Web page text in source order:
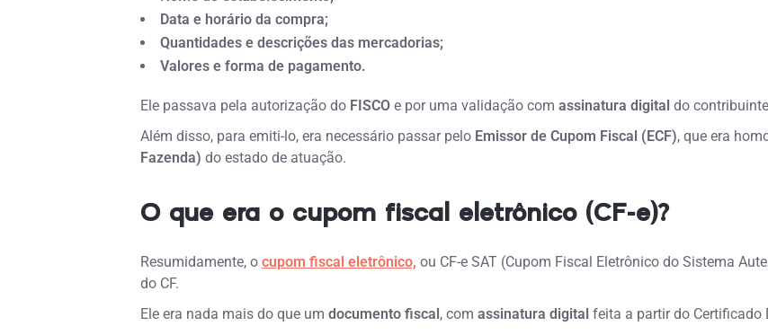
Data e horário da compra;
Quantidades e descrições das mercadorias;
Valores e forma de pagamento.
Ele passava pela autorização do FISCOe por uma validação com assinatura digital do
Além disso, para emiti-lo, era necessário passar pelo Emissor de Cupom Fiscal (ECF), que era
Fazenda) do estado de atuação.
O que era o cupom fiscal eletrônico (CF-e)?
Resumidamente, o cupom fiscal eletrônico, ou CF-e SAT (Cupom Fiscal Eletrônico do Sistema
do CF.
Ele era nada mais do que um documento fiscal, com assinatura digital feita a partir do Certificado